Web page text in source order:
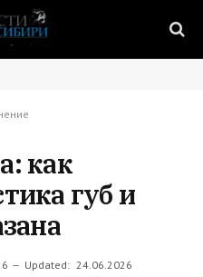
как
губ и
Updated: 24.06.2026